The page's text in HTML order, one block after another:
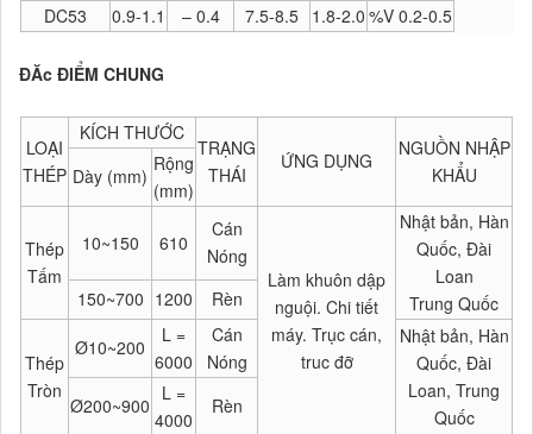
DC53 0.9-1.1 – 0.4 7.5-8.5 1.8-2.0 %V 0.2-0.5
ĐĂc ĐIỂM​​​​​​​ CHUNG
LOẠI
THÉP
KÍCH THƯỚC
TRẠNG
THÁI
ỨNG DỤNG
NGUỒN NHẬP
KHẨU
Dày (mm)
Rộng
(mm)
Thép
Tấm
10~150 610
Cán
Nóng
Làm khuôn dập
nguội. Chi tiết
máy. Trục cán,
truc đỡ
Nhật bản, Hàn
Quốc, Đài
Loan
Trung Quốc
150~700 1200 Rèn
Thép
Tròn
Ø10~200
L =
6000
Cán
Nóng
Nhật bản, Hàn
Quốc, Đài
Loan, Trung
Quốc
Ø200~900
L =
4000
Rèn